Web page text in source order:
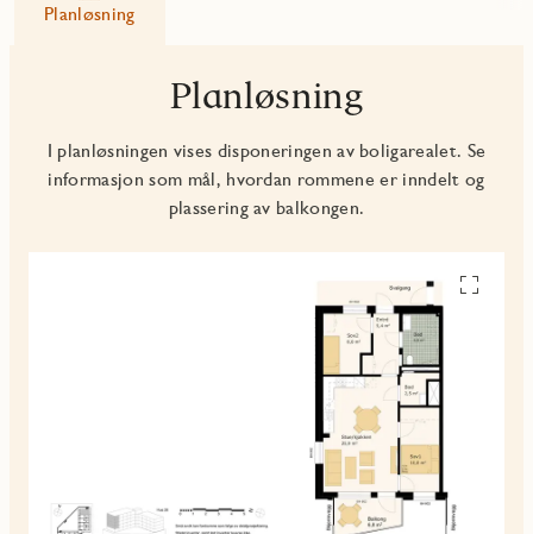
Planløsning
Planløsning
I planløsningen vises disponeringen av boligarealet. Se
informasjon som mål, hvordan rommene er inndelt og
plassering av balkongen.
Se